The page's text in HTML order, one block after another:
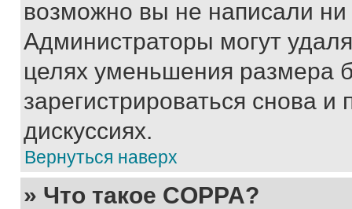
возможно вы не написали
Администраторы могут
целях уменьшения размера
зарегистрироваться снова и
дискуссиях.
Вернуться наверх
» Что такое COPPA?